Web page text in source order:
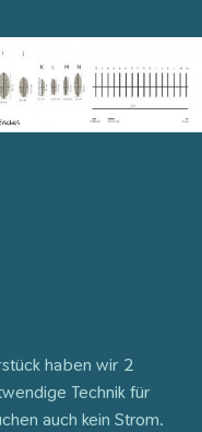
haben wir 2
Technik für
auch kein Strom.